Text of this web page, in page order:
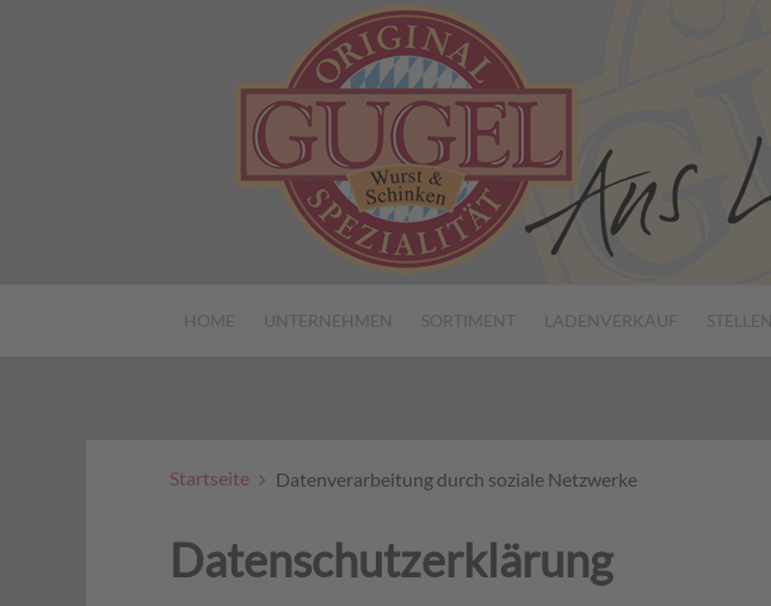
HOME UNTERNEHMEN SORTIMENT LADENVERKAUF
Startseite Datenverarbeitung durch soziale Netzwerke
Datenschutzerklärung